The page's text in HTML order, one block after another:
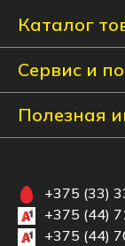
Каталог
Сервис и
Полезная
+375 (33)
+375 (44)
+375 (44)